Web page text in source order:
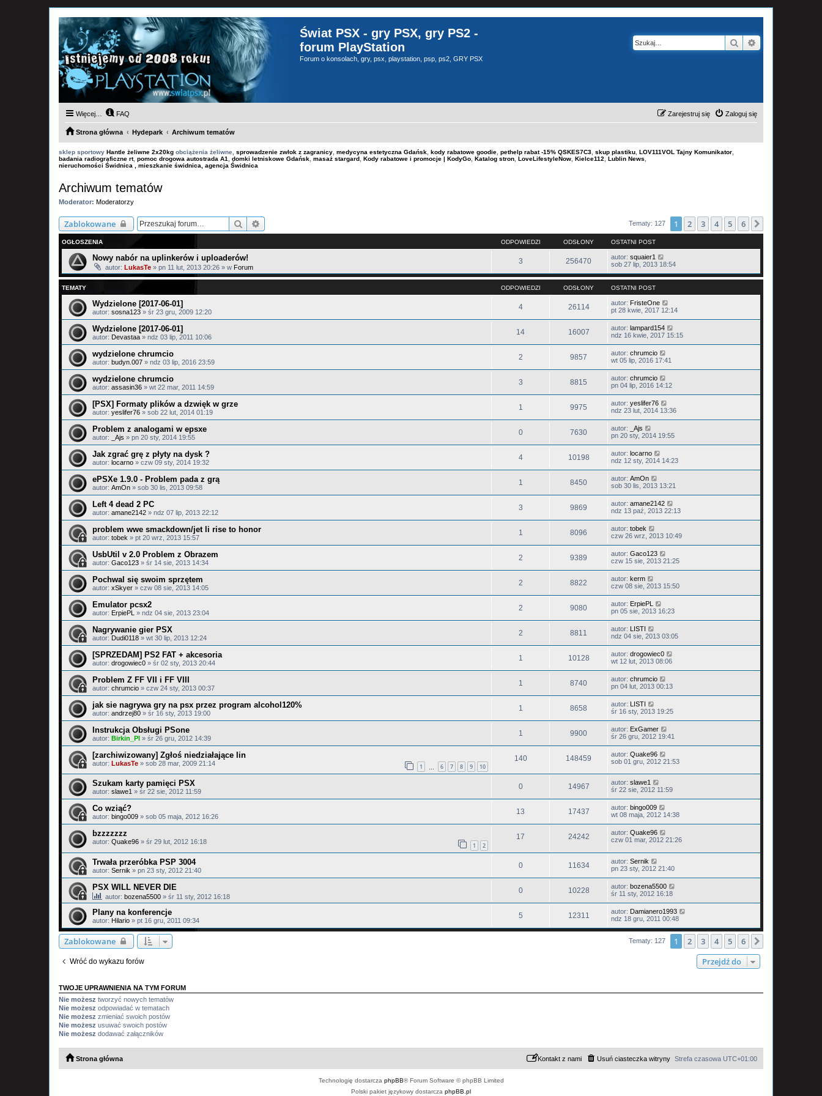
Świat PSX - gry PSX, gry PS2 -
forum PlayStation
Forum o konsolach, gry, psx, playstation, psp, ps2, GRY PSX
Szukaj
Więcej… FAQ Zaloguj się
Zarejestruj się
Strona główna Hydepark Archiwum tematów
sklep sportowy Hantle żeliwne 2x20kg obciążenia żeliwne, sprowadzenie zwłok z zagranicy medycyna estetyczna Gdańsk kody rabatowe goodie pethelp rabat -15% QSKES7C3 skup plastiku LOV111VOL Tajny Komunikator
badania radiograficzne rt, pomoc drogowa autostrada A1 domki letniskowe Gdańsk masaż stargard Kody rabatowe i promocje | KodyGo Katalog stron LoveLifestyleNow Kielce112 Lublin News
nieruchomości Świdnica , mieszkanie świdnica, agencja Świdnica
Archiwum tematów
Moderator: Moderatorzy
Zablokowane Szukaj Tematy: 127 1 2 3 4 5 6
OGŁOSZENIA ODPOWIEDZI ODSŁONY OSTATNI POST
Nowy nabór na uplinkerów i uploaderów!
autor: LukasTe » pn 11 lut, 2013 20:26 » w Forum
3 256470 autor: squaier1
sob 27 lip, 2013 18:54
TEMATY ODPOWIEDZI ODSŁONY OSTATNI POST
Wydzielone [2017-06-01]
autor: sosna123 » śr 23 gru, 2009 12:20
4 26114 autor: FristeOne
pt 28 kwie, 2017 12:14
Wydzielone [2017-06-01]
autor: Devastaa » ndz 03 lip, 2011 10:06
14 16007 autor: lampard154
ndz 16 kwie, 2017 15:15
wydzielone chrumcio
autor: budyn.007 » ndz 03 lip, 2016 23:59
2 9857 autor: chrumcio
wt 05 lip, 2016 17:41
wydzielone chrumcio
autor: assasin36 » wt 22 mar, 2011 14:59
3 8815 autor: chrumcio
pn 04 lip, 2016 14:12
[PSX] Formaty plików a dzwięk w grze
autor: yeslifer76 » sob 22 lut, 2014 01:19
1 9975 autor: yeslifer76
ndz 23 lut, 2014 13:36
Problem z analogami w epsxe
autor: _Ajs » pn 20 sty, 2014 19:55
0 7630 autor:
_Ajs
pn 20 sty, 2014 19:55
Jak zgrać grę z płyty na dysk ?
autor: locarno » czw 09 sty, 2014 19:32
4 10198 autor: locarno
ndz 12 sty, 2014 14:23
ePSXe 1.9.0 - Problem pada z grą
autor: AmOn » sob 30 lis, 2013 09:58
1 8450 autor: AmOn
sob 30 lis, 2013 13:21
Left 4 dead 2 PC
autor: amane2142 » ndz 07 lip, 2013 22:12
3 9869 autor: amane2142
ndz 13 paź, 2013 22:13
problem wwe smackdown/jet li rise to honor
autor: tobek » pt 20 wrz, 2013 15:57
1 8096 autor: tobek
czw 26 wrz, 2013 10:49
UsbUtil v 2.0 Problem z Obrazem
autor: Gaco123 » śr 14 sie, 2013 14:34
2 9389 autor: Gaco123
czw 15 sie, 2013 21:25
Pochwal się swoim sprzętem
autor: xSkyer » czw 08 sie, 2013 14:05
2 8822 autor: kerm
czw 08 sie, 2013 15:50
Emulator pcsx2
autor: ErpiePL » ndz 04 sie, 2013 23:04
2 9080 autor: ErpiePL
pn 05 sie, 2013 16:23
Nagrywanie gier PSX
autor: Dudi0118 » wt 30 lip, 2013 12:24
2 8811 autor: LISTI
ndz 04 sie, 2013 03:05
[SPRZEDAM] PS2 FAT + akcesoria
autor: drogowiec0 » śr 02 sty, 2013 20:44
1 10128 autor: drogowiec0
wt 12 lut, 2013 08:06
Problem Z FF VII i FF VIII
autor: chrumcio » czw 24 sty, 2013 00:37
1 8740 autor: chrumcio
pn 04 lut, 2013 00:13
jak sie nagrywa gry na psx przez program alcohol120%
autor: andrzej80 » śr 16 sty, 2013 19:00
1 8658 autor: LISTI
śr 16 sty, 2013 19:25
Instrukcja Obsługi PSone
autor: Birkin_Pl » śr 26 gru, 2012 14:39
1 9900 autor: ExGamer
śr 26 gru, 2012 19:41
[zarchiwizowany] Zgłoś niedziałające lin
autor: LukasTe » sob 28 mar, 2009 21:14 1 6 7 8 9 10
140 148459 autor: Quake96
sob 01 gru, 2012 21:53
Szukam karty pamięci PSX
autor: slawe1 » śr 22 sie, 2012 11:59
0 14967 autor: slawe1
śr 22 sie, 2012 11:59
Co wziąć?
autor: bingo009 » sob 05 maja, 2012 16:26
13 17437 autor: bingo009
wt 08 maja, 2012 14:38
bzzzzzzz
autor: Quake96 » śr 29 lut, 2012 16:18 1 2
17 24242 autor: Quake96
czw 01 mar, 2012 21:26
Trwała przeróbka PSP 3004
autor: Sernik » pn 23 sty, 2012 21:40
0 11634 autor: Sernik
pn 23 sty, 2012 21:40
PSX WILL NEVER DIE
autor: bozena5500 » śr 11 sty, 2012 16:18
0 10228 autor: bozena5500
śr 11 sty, 2012 16:18
Plany na konferencje
autor: Hilario » pt 16 gru, 2011 09:34
5 12311 autor: Damianero1993
ndz 18 gru, 2011 00:48
Zablokowane Tematy: 127 1 2 3 4 5 6
Wróć do wykazu forów Przejdź do
TWOJE UPRAWNIENIA NA TYM FORUM
Nie możesz tworzyć nowych tematów
Nie możesz odpowiadać w tematach
Nie możesz zmieniać swoich postów
Nie możesz usuwać swoich postów
Nie możesz dodawać załączników
Strona główna Strefa czasowa UTC+01:00
Usuń ciasteczka witryny
Kontakt z nami
Technologię dostarcza phpBB® Forum Software © phpBB Limited
Polski pakiet językowy dostarcza phpBB.pl